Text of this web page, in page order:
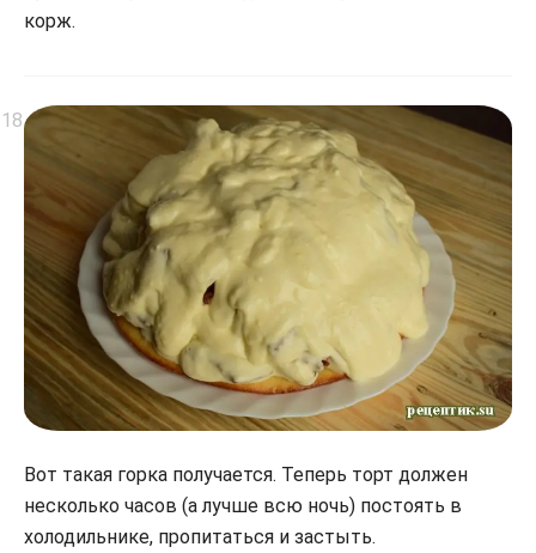
корж.
Вот такая горка получается. Теперь торт должен
несколько часов (а лучше всю ночь) постоять в
холодильнике, пропитаться и застыть.